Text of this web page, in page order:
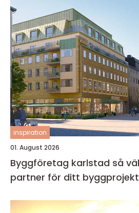
inspiration
01. August 2026
Byggföretag karlstad så väljer du rätt
partner för ditt byggprojekt